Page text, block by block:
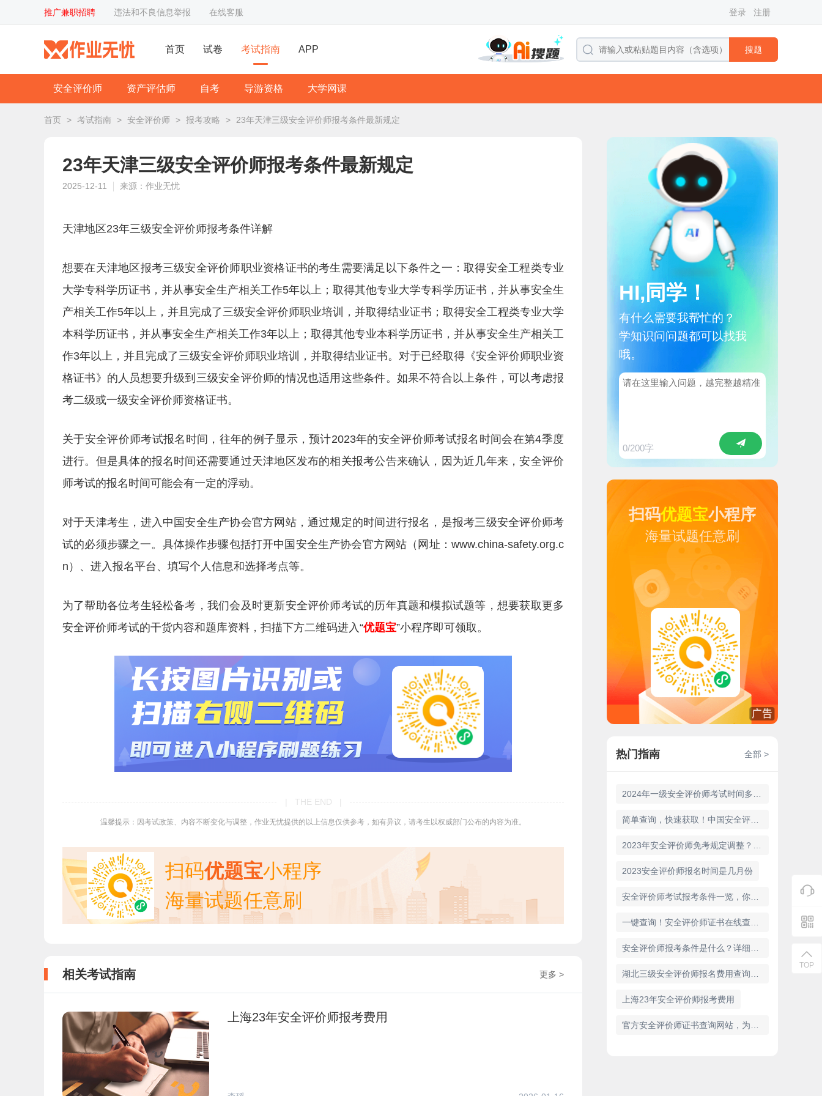
推广兼职招聘 违法和不良信息举报 在线客服 登录 注册
首页 试卷 考试指南 APP 搜题
安全评价师 资产评估师 自考 导游资格 大学网课
首页 > 考试指南 > 安全评价师 > 报考攻略 > 23年天津三级安全评价师报考条件最新规定
23年天津三级安全评价师报考条件最新规定
2025-12-11 来源：作业无忧
天津地区23年三级安全评价师报考条件详解
想要在天津地区报考三级安全评价师职业资格证书的考生需要满足以下条件之一：取得安全工程类专业
大学专科学历证书，并从事安全生产相关工作5年以上；取得其他专业大学专科学历证书，并从事安全生
产相关工作5年以上，并且完成了三级安全评价师职业培训，并取得结业证书；取得安全工程类专业大学
本科学历证书，并从事安全生产相关工作3年以上；取得其他专业本科学历证书，并从事安全生产相关工
作3年以上，并且完成了三级安全评价师职业培训，并取得结业证书。对于已经取得《安全评价师职业资
格证书》的人员想要升级到三级安全评价师的情况也适用这些条件。如果不符合以上条件，可以考虑报
考二级或一级安全评价师资格证书。
关于安全评价师考试报名时间，往年的例子显示，预计2023年的安全评价师考试报名时间会在第4季度
进行。但是具体的报名时间还需要通过天津地区发布的相关报考公告来确认，因为近几年来，安全评价
师考试的报名时间可能会有一定的浮动。
对于天津考生，进入中国安全生产协会官方网站，通过规定的时间进行报名，是报考三级安全评价师考
试的必须步骤之一。具体操作步骤包括打开中国安全生产协会官方网站（网址：www.china-safety.org.c
n）、进入报名平台、填写个人信息和选择考点等。
为了帮助各位考生轻松备考，我们会及时更新安全评价师考试的历年真题和模拟试题等，想要获取更多
安全评价师考试的干货内容和题库资料，扫描下方二维码进入“优题宝”小程序即可领取。
| THE END |
温馨提示：因考试政策、内容不断变化与调整，作业无忧提供的以上信息仅供参考，如有异议，请考生以权威部门公布的内容为准。
扫码优题宝小程序
海量试题任意刷
相关考试指南 更多 >
上海23年安全评价师报考费用
HI,同学！
有什么需要我帮忙的？
学知识问问题都可以找我
哦。
0/200字
扫码优题宝小程序
海量试题任意刷
热门指南 全部 >
2023安全评价师报名时间是几月份
上海23年安全评价师报考费用
TOP